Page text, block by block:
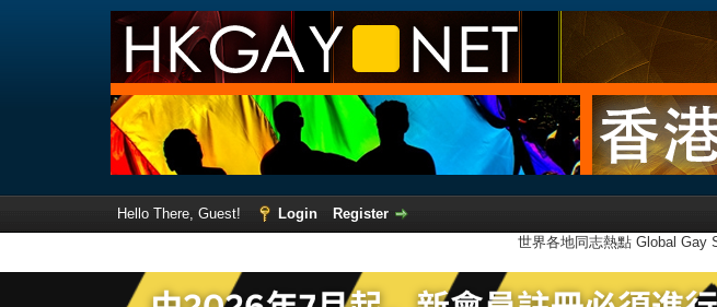
Hello There, Guest! Login
Register
世界各地同志熱點 Global Gay